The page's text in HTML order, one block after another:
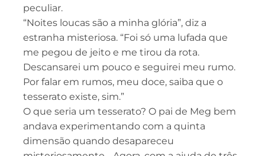
peculiar.
“Noites loucas são a minha glória”, diz a
estranha misteriosa. “Foi só uma lufada que
me pegou de jeito e me tirou da rota.
Descansarei um pouco e seguirei meu rumo.
Por falar em rumos, meu doce, saiba que o
tesserato existe, sim.”
O que seria um tesserato? O pai de Meg bem
andava experimentando com a quinta
dimensão quando desapareceu